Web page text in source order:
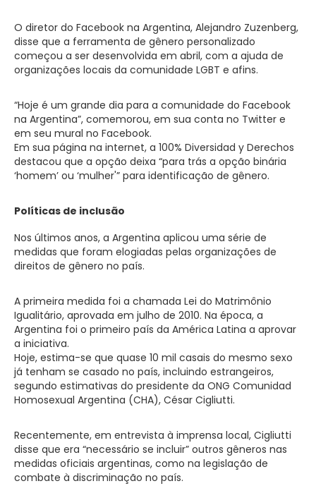
O diretor do Facebook na Argentina, Alejandro Zuzenberg,
disse que a ferramenta de gênero personalizado
começou a ser desenvolvida em abril, com a ajuda de
organizações locais da comunidade LGBT e afins.
“Hoje é um grande dia para a comunidade do Facebook
na Argentina”, comemorou, em sua conta no Twitter e
em seu mural no Facebook.
Em sua página na internet, a 100% Diversidad y Derechos
destacou que a opção deixa “para trás a opção binária
‘homem’ ou ‘mulher'” para identificação de gênero.
Políticas de inclusão
Nos últimos anos, a Argentina aplicou uma série de
medidas que foram elogiadas pelas organizações de
direitos de gênero no país.
A primeira medida foi a chamada Lei do Matrimônio
Igualitário, aprovada em julho de 2010. Na época, a
Argentina foi o primeiro país da América Latina a aprovar
a iniciativa.
Hoje, estima-se que quase 10 mil casais do mesmo sexo
já tenham se casado no país, incluindo estrangeiros,
segundo estimativas do presidente da ONG Comunidad
Homosexual Argentina (CHA), César Cigliutti.
Recentemente, em entrevista à imprensa local, Cigliutti
disse que era “necessário se incluir” outros gêneros nas
medidas oficiais argentinas, como na legislação de
combate à discriminação no país.